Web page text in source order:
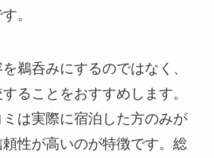
。
鵜呑みにするのではなく、
ることをおすすめします。
は実際に宿泊した方のみが
性が高いのが特徴です。総